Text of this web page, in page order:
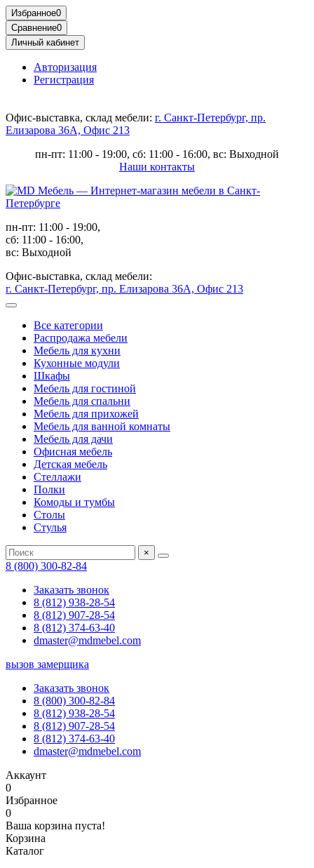
Избранное0
Сравнение0
Личный кабинет
Авторизация
Регистрация
Офис-выставка, склад мебели: г. Санкт-Петербург, пр.
Елизарова 36А, Офис 213
пн-пт: 11:00 - 19:00, сб: 11:00 - 16:00, вс: Выходной
Наши контакты
пн-пт: 11:00 - 19:00,
сб: 11:00 - 16:00,
вс: Выходной
Офис-выставка, склад мебели:
г. Санкт-Петербург, пр. Елизарова 36А, Офис 213
Все категории
Распродажа мебели
Мебель для кухни
Кухонные модули
Шкафы
Мебель для гостиной
Мебель для спальни
Мебель для прихожей
Мебель для ванной комнаты
Мебель для дачи
Офисная мебель
Детская мебель
Стеллажи
Полки
Комоды и тумбы
Столы
Стулья
×
8 (800) 300-82-84
Заказать звонок
8 (812) 938-28-54
8 (812) 907-28-54
8 (812) 374-63-40
dmaster@mdmebel.com
вызов замерщика
Заказать звонок
8 (800) 300-82-84
8 (812) 938-28-54
8 (812) 907-28-54
8 (812) 374-63-40
dmaster@mdmebel.com
Аккаунт
0
Избранное
0
Ваша корзина пуста!
Корзина
Каталог